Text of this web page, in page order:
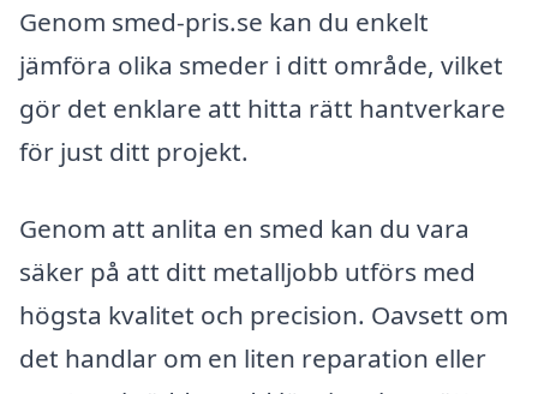
Genom smed-pris.se kan du enkelt
jämföra olika smeder i ditt område, vilket
gör det enklare att hitta rätt hantverkare
för just ditt projekt.
Genom att anlita en smed kan du vara
säker på att ditt metalljobb utförs med
högsta kvalitet och precision. Oavsett om
det handlar om en liten reparation eller